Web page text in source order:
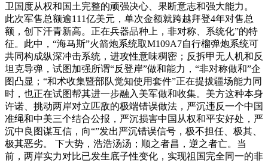
卫国度从权和国土完整的顽强决心、果断意志和强大能力。
此次军售总额逾111亿美元，单次金额就跨越拜登4年对售总
额，创下汗青新高。正在兵器品种上，非对称、系统化”的特
征。此中，“海马斯”火箭炮系统取M109A7自行榴弹炮系统可
共同构成纵深冲击系统，进攻性意味稠密；反拆甲无人机和反
坦克导弹，试图加强所谓“反登岸”做和能力，“非对称做和”企
图凸显；“和术收集暨部队觉知使用套件”正在提拔疆场能力同
时，也正在试图帮其进一步融入美军做和收集。美方这种本身
许诺、挑动两岸对立匹敌的极端错误做法，严沉违反一个中国
准绳和中美三个结合公报，严沉损害中国从权和平安好处，严
沉中良图谋互信，向“”发出严沉错误信号，极不担任、极其、
极其恶劣。 下大势，浩浩汤汤；顺之者昌，逆之者亡。当
前，两岸实力对比已发生底子性变化，实现祖国完全同一的非